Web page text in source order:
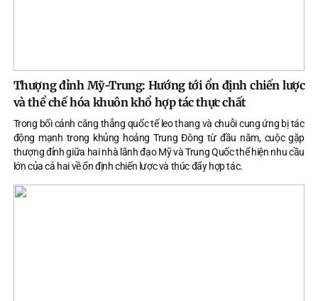
Thượng đỉnh Mỹ-Trung: Hướng tới ổn định chiến lược
và thể chế hóa khuôn khổ hợp tác thực chất
Trong bối cảnh căng thẳng quốc tế leo thang và chuỗi cung ứng bị tác
động mạnh trong khủng hoảng Trung Đông từ đầu năm, cuộc gặp
thượng đỉnh giữa hai nhà lãnh đạo Mỹ và Trung Quốc thể hiện nhu cầu
lớn của cả hai về ổn định chiến lược và thúc đẩy hợp tác.